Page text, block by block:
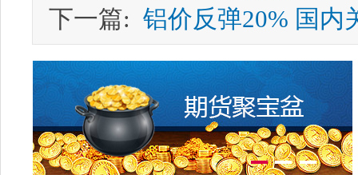
下一篇: 铝价反弹20% 国内